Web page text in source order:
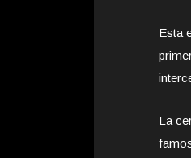
Esta
La